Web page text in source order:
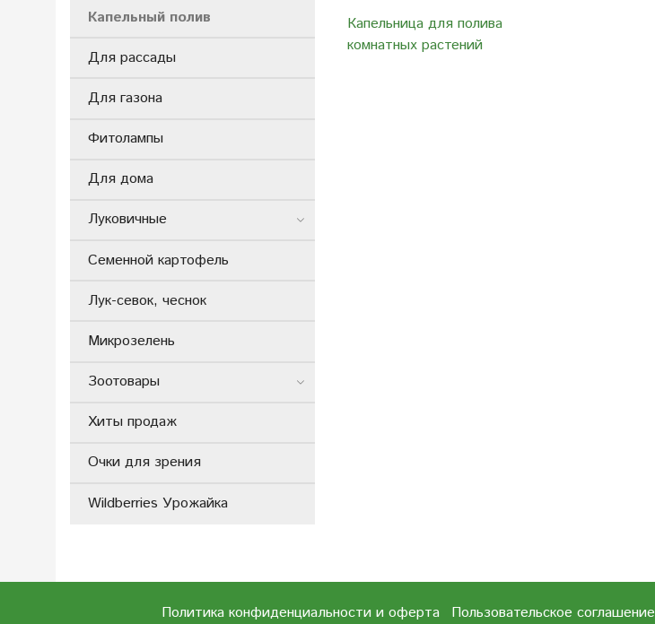
Капельница для полива
комнатных растений
Капельный полив
Для рассады
Для газона
Фитолампы
Для дома
Луковичные
Семенной картофель
Лук-севок, чеснок
Микрозелень
Зоотовары
Хиты продаж
Очки для зрения
Wildberries Урожайка
Политика конфиденциальности и оферта Пользовательское соглашение